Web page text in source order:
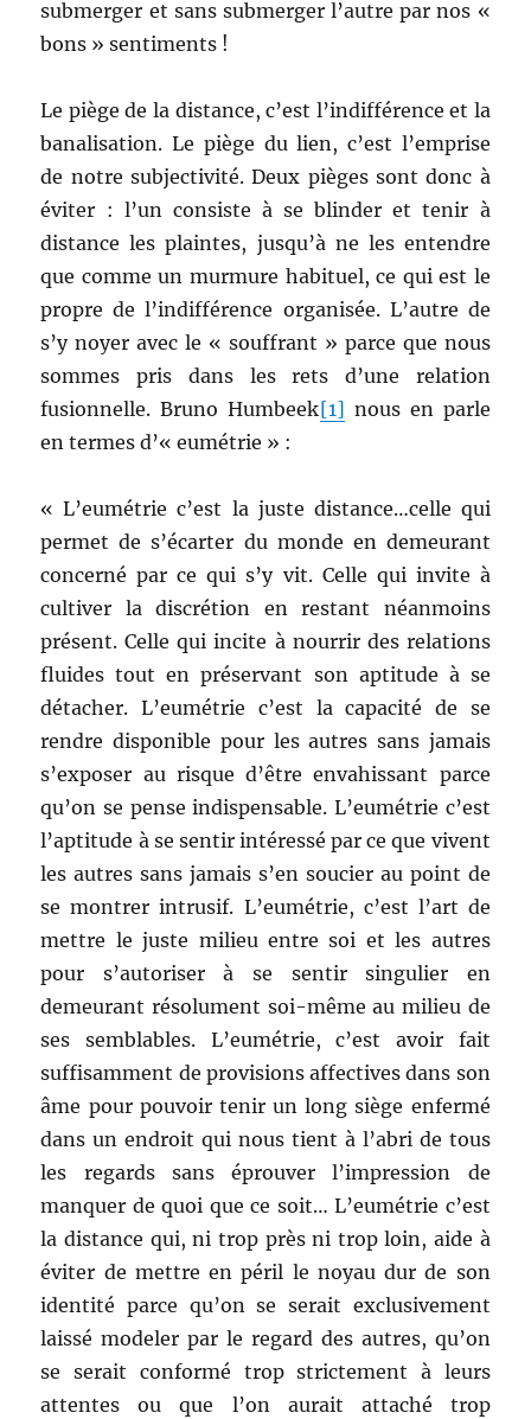
submerger et sans submerger l’autre par nos «
bons » sentiments !
Le piège de la distance, c’est l’indifférence et la
banalisation. Le piège du lien, c’est l’emprise
de notre subjectivité. Deux pièges sont donc à
éviter : l’un consiste à se blinder et tenir à
distance les plaintes, jusqu’à ne les entendre
que comme un murmure habituel, ce qui est le
propre de l’indifférence organisée. L’autre de
s’y noyer avec le « souffrant » parce que nous
sommes pris dans les rets d’une relation
fusionnelle. Bruno Humbeek[1] nous en parle
en termes d’« eumétrie » :
« L’eumétrie c’est la juste distance…celle qui
permet de s’écarter du monde en demeurant
concerné par ce qui s’y vit. Celle qui invite à
cultiver la discrétion en restant néanmoins
présent. Celle qui incite à nourrir des relations
fluides tout en préservant son aptitude à se
détacher. L’eumétrie c’est la capacité de se
rendre disponible pour les autres sans jamais
s’exposer au risque d’être envahissant parce
qu’on se pense indispensable. L’eumétrie c’est
l’aptitude à se sentir intéressé par ce que vivent
les autres sans jamais s’en soucier au point de
se montrer intrusif. L’eumétrie, c’est l’art de
mettre le juste milieu entre soi et les autres
pour s’autoriser à se sentir singulier en
demeurant résolument soi-même au milieu de
ses semblables. L’eumétrie, c’est avoir fait
suffisamment de provisions affectives dans son
âme pour pouvoir tenir un long siège enfermé
dans un endroit qui nous tient à l’abri de tous
les regards sans éprouver l’impression de
manquer de quoi que ce soit… L’eumétrie c’est
la distance qui, ni trop près ni trop loin, aide à
éviter de mettre en péril le noyau dur de son
identité parce qu’on se serait exclusivement
laissé modeler par le regard des autres, qu’on
se serait conformé trop strictement à leurs
attentes ou que l’on aurait attaché trop